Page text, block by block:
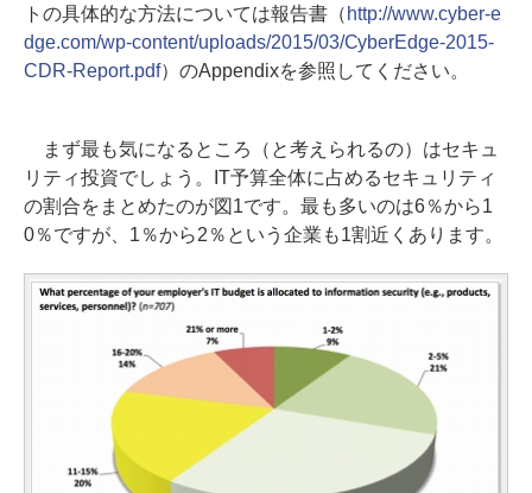
トの具体的な方法については報告書（ http://www.cyber-e
dge.com/wp-content/uploads/2015/03/CyberEdge-2015-
CDR-Report.pdf）のAppendixを参照してください。
まず最も気になるところ（と考えられるの）はセキュ
リティ投資でしょう。IT予算全体に占めるセキュリティ
の割合をまとめたのが図1です。最も多いのは6％から1
0％ですが、1％から2％という企業も1割近くあります。